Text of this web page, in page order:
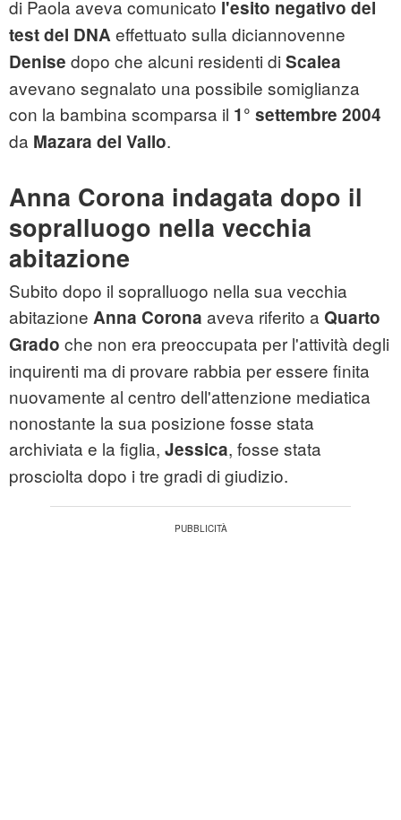
di Paola aveva comunicato l'esito negativo del
test del DNAeffettuato sulla diciannovenne
Denise dopo che alcuni residenti di Scalea
avevano segnalato una possibile somiglianza
con la bambina scomparsa il 1° settembre 2004
da Mazara del Vallo.
Anna Corona indagata dopo il
sopralluogo nella vecchia
abitazione
Subito dopo il sopralluogo nella sua vecchia
abitazione Anna Corona aveva riferito a Quarto
Grado che non era preoccupata per l'attività degli
inquirenti ma di provare rabbia per essere finita
nuovamente al centro dell'attenzione mediatica
nonostante la sua posizione fosse stata
archiviata e la figlia, Jessica, fosse stata
prosciolta dopo i tre gradi di giudizio.